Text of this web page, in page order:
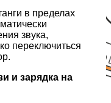
в пределах
звука,
переключиться
и зарядка на